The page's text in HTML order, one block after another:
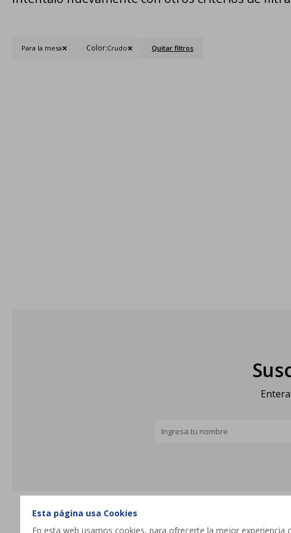
Esta página usa Cookies
En esta web usamos cookies, para ofrecerte la mejor
Para la mesa Color:Crudo Quitar filtros